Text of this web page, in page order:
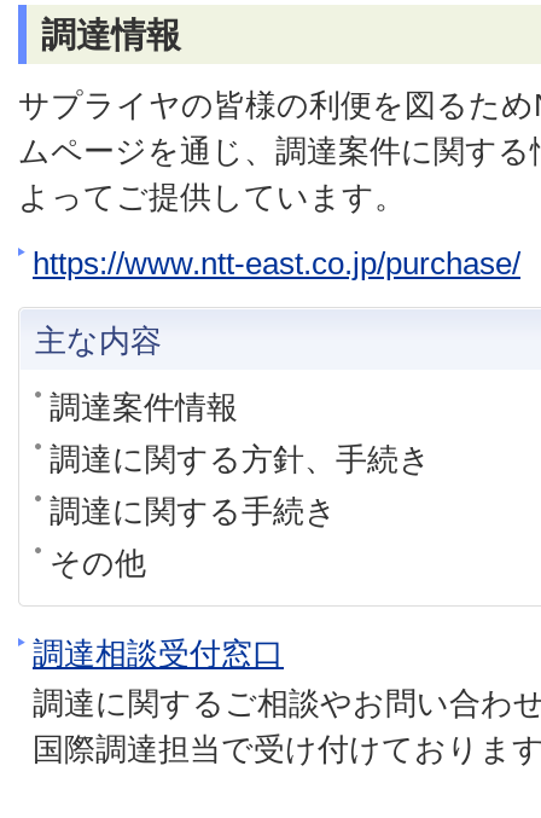
調達情報
サプライヤの皆様の利便を図るた
ムページを通じ、調達案件に関す
よってご提供しています。
https://www.ntt-east.co.jp/purchase/
主な内容
調達案件情報
調達に関する方針、手続き
調達に関する手続き
その他
調達相談受付窓口
調達に関するご相談やお問い合わ
国際調達担当で受け付けておりま